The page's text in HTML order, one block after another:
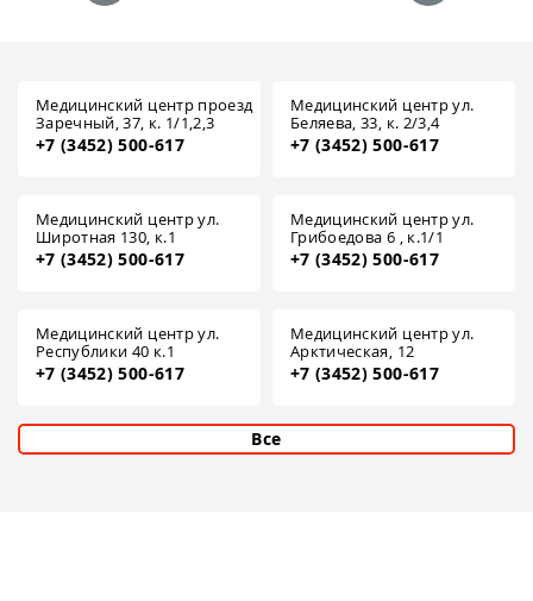
Медицинский центр проезд
Заречный, 37, к. 1/1,2,3
+7 (3452) 500-617
Медицинский центр ул.
Беляева, 33, к. 2/3,4
+7 (3452) 500-617
Медицинский центр ул.
Широтная 130, к.1
+7 (3452) 500-617
Медицинский центр ул.
Грибоедова 6 , к.1/1
+7 (3452) 500-617
Медицинский центр ул.
Республики 40 к.1
+7 (3452) 500-617
Медицинский центр ул.
Арктическая, 12
+7 (3452) 500-617
Все